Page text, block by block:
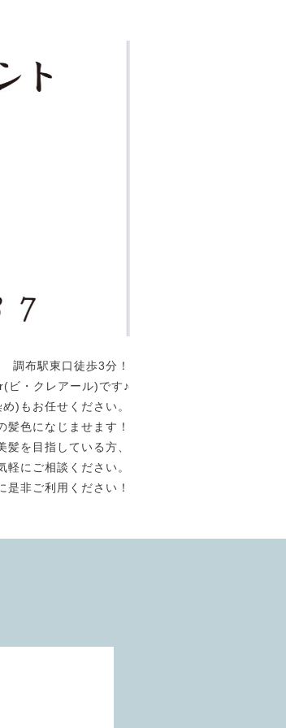
調布駅東口徒歩3分！
ビ・クレアール)です♪
)もお任せください。
色になじませます！
を目指している方、
にご相談ください。
是非ご利用ください！